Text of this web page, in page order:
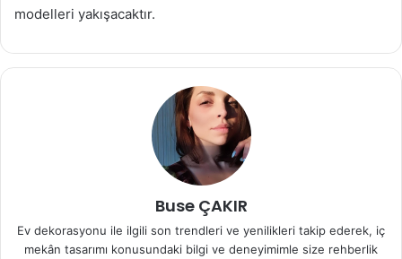
modelleri yakışacaktır.
Buse ÇAKIR
Ev dekorasyonu ile ilgili son trendleri ve yenilikleri takip ederek, iç
mekân tasarımı konusundaki bilgi ve deneyimimle size rehberlik